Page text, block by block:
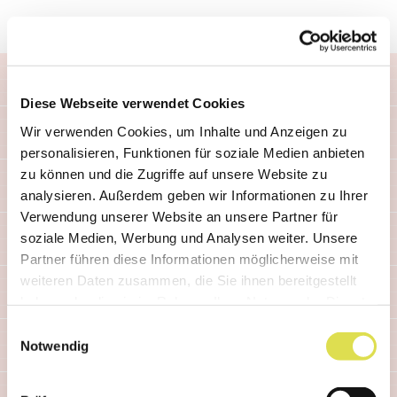
Diese Webseite verwendet Cookies
Wir verwenden Cookies, um Inhalte und Anzeigen zu
personalisieren, Funktionen für soziale Medien anbieten
zu können und die Zugriffe auf unsere Website zu
analysieren. Außerdem geben wir Informationen zu Ihrer
Verwendung unserer Website an unsere Partner für
soziale Medien, Werbung und Analysen weiter. Unsere
Partner führen diese Informationen möglicherweise mit
weiteren Daten zusammen, die Sie ihnen bereitgestellt
Notwendig
Articles similaires